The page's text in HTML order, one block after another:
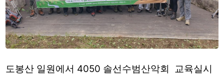
도봉산 일원에서 4050 솔선수범산악회 교육실시